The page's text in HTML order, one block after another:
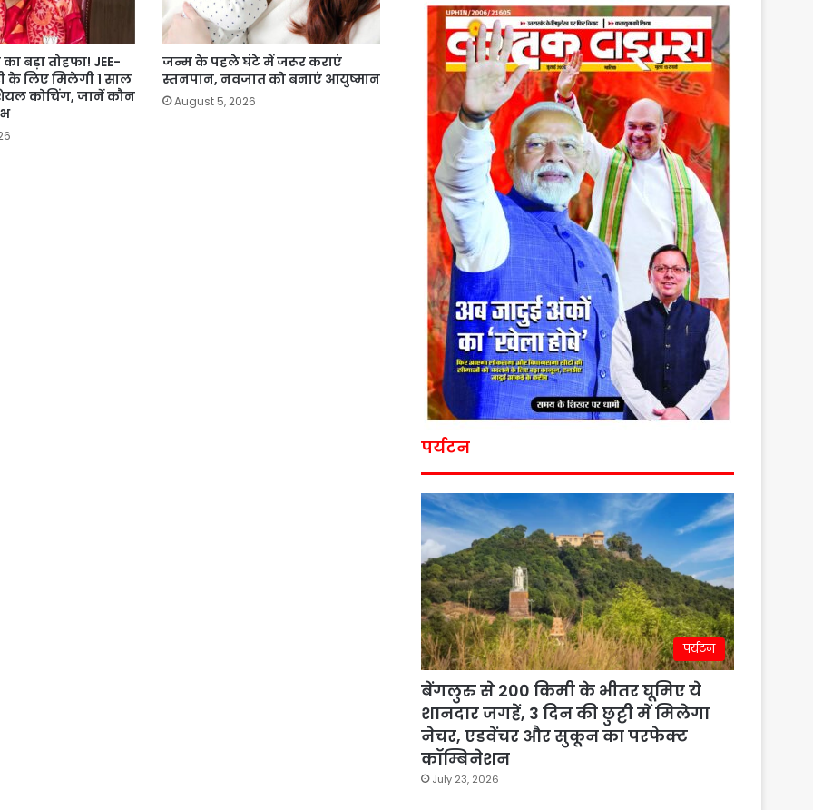
बड़ा तोहफा! JEE-
के लिए मिलेगी 1 साल
कोचिंग, जानें कौन
जन्म के पहले घंटे में जरूर कराएं
स्तनपान, नवजात को बनाएं आयुष्मान
August 5, 2026
पर्यटन
पर्यटन
बेंगलुरु से 200 किमी के भीतर घूमिए ये
शानदार जगहें, 3 दिन की छुट्टी में मिलेगा
नेचर, एडवेंचर और सुकून का परफेक्ट
कॉम्बिनेशन
July 23, 2026